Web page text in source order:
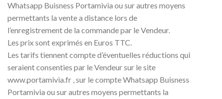
Whatsapp Buisness Portamivia ou sur autres moyens
permettants la vente a distance lors de
l’enregistrement de la commande par le Vendeur.
Les prix sont exprimés en Euros TTC.
Les tarifs tiennent compte d’éventuelles réductions qui
seraient consenties par le Vendeur sur le site
www.portamivia.fr , sur le compte Whatsapp Buisness
Portamivia ou sur autres moyens permettants la